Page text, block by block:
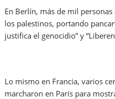
En Berlín, más de mil
los palestinos, portando
justifica el genocidio” y “Liberen
Lo mismo en Francia, varios
marcharon en París para